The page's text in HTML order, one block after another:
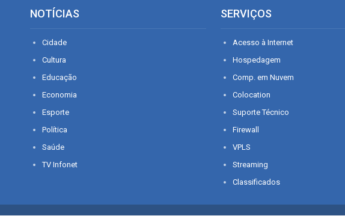
NOTÍCIAS
Cidade
Cultura
Educação
Economia
Esporte
Política
Saúde
TV Infonet
SERVIÇOS
Acesso à Internet
Hospedagem
Comp. em Nuvem
Colocation
Suporte Técnico
Firewall
VPLS
Streaming
Classificados